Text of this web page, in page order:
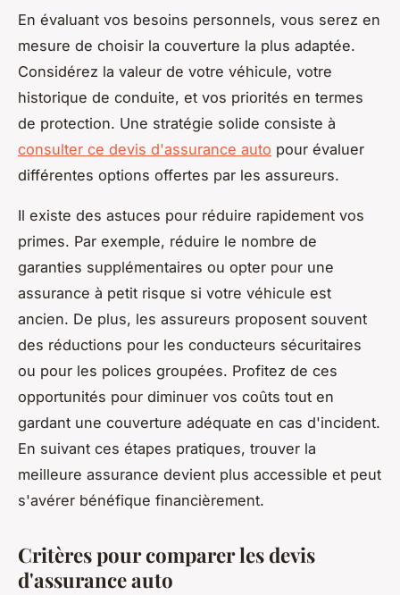
En évaluant vos besoins personnels, vous serez en
mesure de choisir la couverture la plus adaptée.
Considérez la valeur de votre véhicule, votre
historique de conduite, et vos priorités en termes
de protection. Une stratégie solide consiste à
consulter ce devis d'assurance auto pour évaluer
différentes options offertes par les assureurs.
Il existe des astuces pour réduire rapidement vos
primes. Par exemple, réduire le nombre de
garanties supplémentaires ou opter pour une
assurance à petit risque si votre véhicule est
ancien. De plus, les assureurs proposent souvent
des réductions pour les conducteurs sécuritaires
ou pour les polices groupées. Profitez de ces
opportunités pour diminuer vos coûts tout en
gardant une couverture adéquate en cas d'incident.
En suivant ces étapes pratiques, trouver la
meilleure assurance devient plus accessible et peut
s'avérer bénéfique financièrement.
Critères pour comparer les devis
d'assurance auto